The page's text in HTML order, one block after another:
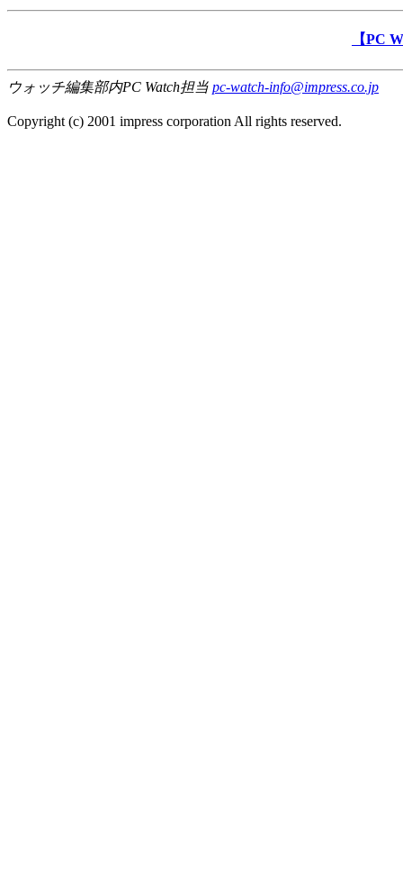
【PC
ウォッチ編集部内PC Watch担当 pc-watch-info@impress.co.jp
Copyright (c) 2001 impress corporation All rights reserved.